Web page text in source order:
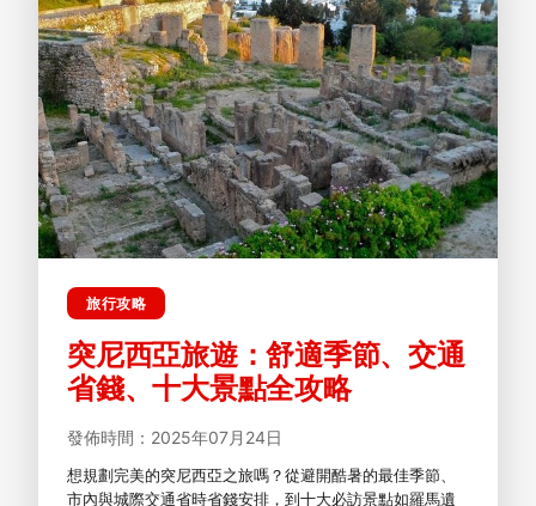
旅行攻略
突尼西亞旅遊：舒適季節、交通
省錢、十大景點全攻略
發佈時間：2025年07月24日
想規劃完美的突尼西亞之旅嗎？從避開酷暑的最佳季節、
市內與城際交通省時省錢安排，到十大必訪景點如羅馬遺